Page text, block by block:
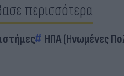
περισσότερα
ΗΠΑ (Ηνωμένες